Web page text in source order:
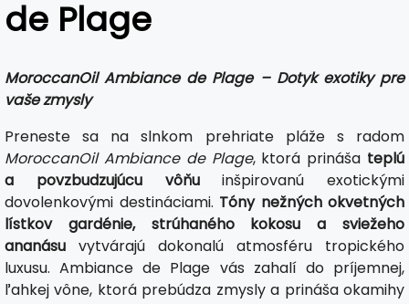
de Plage
MoroccanOil Ambiance de Plage – Dotyk exotiky pre
vaše zmysly
Preneste sa na slnkom prehriate pláže s radom
MoroccanOil Ambiance de Plage, ktorá prináša teplú
a povzbudzujúcu vôňuinšpirovanú exotickými
dovolenkovými destináciami. Tóny nežných okvetných
lístkov gardénie, strúhaného kokosu a sviežeho
ananásu vytvárajú dokonalú atmosféru tropického
luxusu. Ambiance de Plage vás zahalí do príjemnej,
ľahkej vône, ktorá prebúdza zmysly a prináša okamihy